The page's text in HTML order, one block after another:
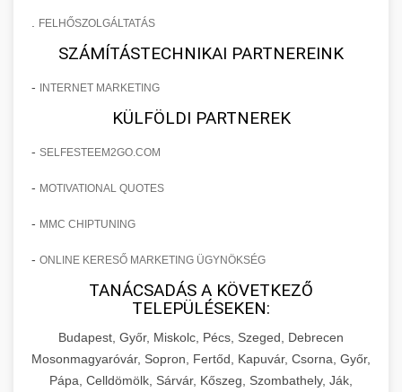
FELHŐSZOLGÁLTATÁS
SZÁMÍTÁSTECHNIKAI PARTNEREINK
- INTERNET MARKETING
KÜLFÖLDI PARTNEREK
- SELFESTEEM2GO.COM
- MOTIVATIONAL QUOTES
- MMC CHIPTUNING
- ONLINE KERESŐ MARKETING ÜGYNÖKSÉG
TANÁCSADÁS A KÖVETKEZŐ
TELEPÜLÉSEKEN:
Budapest, Győr, Miskolc, Pécs, Szeged, Debrecen
Mosonmagyaróvár, Sopron, Fertőd, Kapuvár, Csorna, Győr,
Pápa, Celldömölk, Sárvár, Kőszeg, Szombathely, Ják,